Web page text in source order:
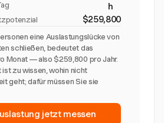
h
$259,800
eine Auslastungslücke von
schließen, bedeutet das
Monat — also $259,800 pro Jahr.
zu wissen, wohin nicht
geht; dafür müssen Sie sie
jetzt messen